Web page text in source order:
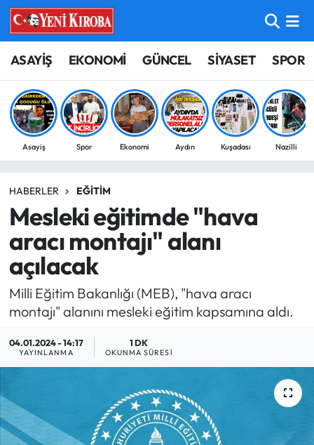
ASAYİŞ EKONOMİ GÜNCEL SİYASET SPOR
Asayiş Spor Ekonomi Aydın Kuşadası Nazilli
HABERLER EĞITIM
Mesleki eğitimde "hava
aracı montajı" alanı
açılacak
Milli Eğitim Bakanlığı (MEB), "hava aracı
montajı" alanını mesleki eğitim kapsamına aldı.
04.01.2024 - 14:17
YAYINLANMA
1 DK
OKUNMA SÜRESI
ASAYİŞ
BİLİM-TEKNOLOJİ
ÇEVRE
EĞİTİM
GÜNCEL
GÜNDEM
MAGAZİN
Aydın Nöbetçi Eczaneler
Aydın Hava Durumu
Aydin Namaz Vakitleri
Süper Lig Puan Durumu ve Fikstür
Tüm Manşetler
Son Dakika Haberleri
Haber Arşivi